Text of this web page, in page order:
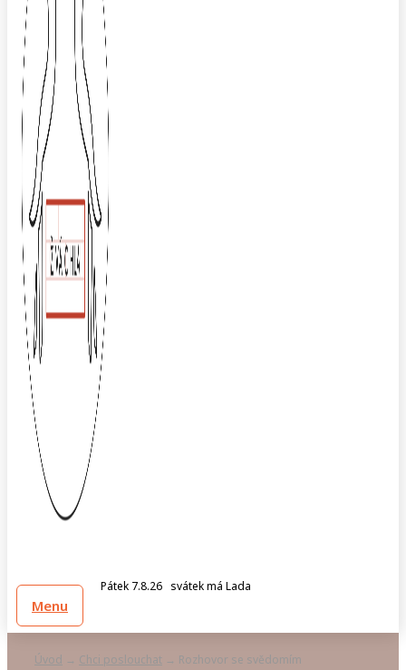
Pátek 7.8.26 svátek má Lada
Menu
Úvod → Chci poslouchat → Rozhovor se svědomím